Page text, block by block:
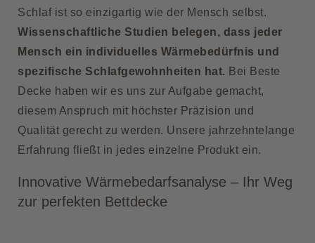
Schlaf ist so einzigartig wie der Mensch selbst.
Wissenschaftliche Studien belegen, dass jeder
Mensch ein individuelles Wärmebedürfnis und
spezifische Schlafgewohnheiten hat. Bei Beste
Decke haben wir es uns zur Aufgabe gemacht,
diesem Anspruch mit höchster Präzision und
Qualität gerecht zu werden. Unsere jahrzehntelange
Erfahrung fließt in jedes einzelne Produkt ein.
Innovative Wärmebedarfsanalyse – Ihr Weg
zur perfekten Bettdecke